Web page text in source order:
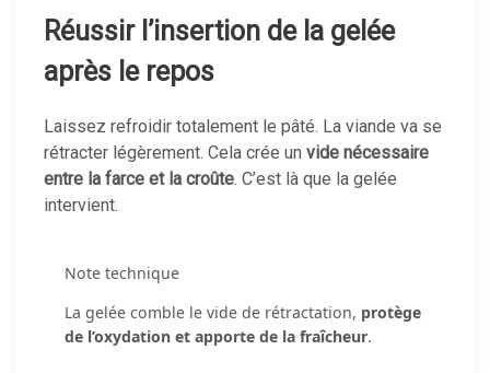
Réussir l’insertion de la gelée
après le repos
Laissez refroidir totalement le pâté. La viande va se
rétracter légèrement. Cela crée un vide nécessaire
entre la farce et la croûte. C’est là que la gelée
intervient.
Note technique
La gelée comble le vide de rétractation, protège
de l’oxydation et apporte de la fraîcheur.